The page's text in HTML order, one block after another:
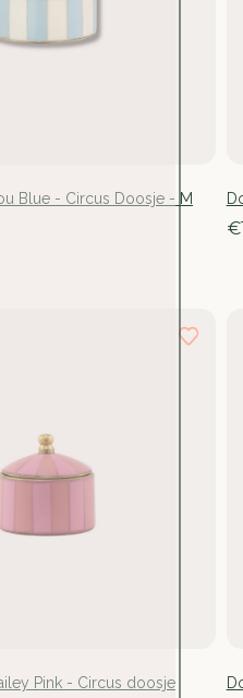
Blue - Circus Doosje - M
Pink - Circus doosje